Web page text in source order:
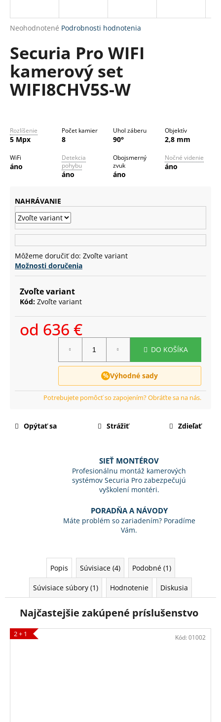
Priemerné
produktu
je
0,0
5
hviezdičiek.
Neohodnotené Podrobnosti hodnotenia
Securia Pro WIFI
kamerový set
WIFI8CHV5S-W
Rozlíšenie
5 Mpx
Počet kamier
8
Uhol záberu
90°
Objektív
2,8 mm
WiFi
áno
Detekcia
pohybu
áno
Obojsmerný
zvuk
áno
Nočné videnie
áno
NAHRÁVANIE
Môžeme doručiť do: Zvoľte variant
Možnosti doručenia
Zvoľte variant
Kód: Zvoľte variant
od 636 €
DO KOŠÍKA
Výhodné sady
Opýtať sa Strážiť Zdieľať
SIEŤ MONTÉROV
Profesionálnu montáž kamerových
systémov Securia Pro zabezpečujú
vyškolení montéri.
PORADŇA A NÁVODY
Máte problém so zariadením? Poradíme
Vám.
Popis Súvisiace (4) Podobné (1)
Súvisiace súbory (1) Hodnotenie Diskusia
Najčastejšie zakúpené príslušenstvo
2 + 1 Kód: 01002
j
ť
?
O
d
ú
a
m
e